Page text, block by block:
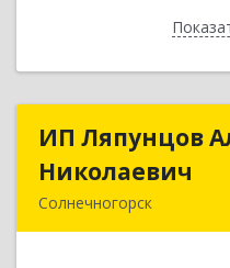
ИП Ляпунцов
Николаевич
Солнечногорск
ИП